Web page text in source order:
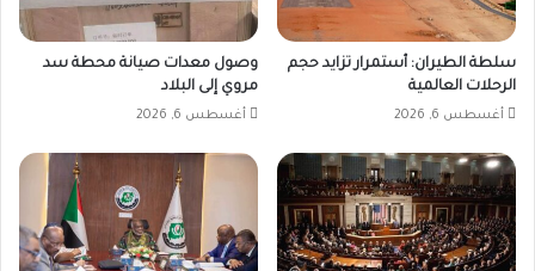
سلطة الطيران: أستمرار تزايد حجم
الرحلات العالمية
أغسطس 6, 2026
وصول معدات صيانة محطة سد
مروي إلى البلاد
أغسطس 6, 2026